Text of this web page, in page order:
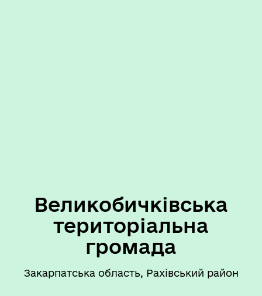
Великобичківська
територіальна
громада
Закарпатська область, Рахівський район